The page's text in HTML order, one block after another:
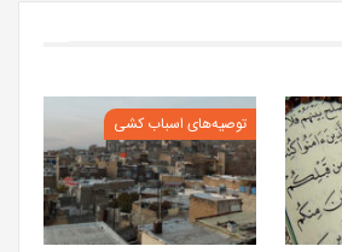
توصیه‌های اسباب کشی